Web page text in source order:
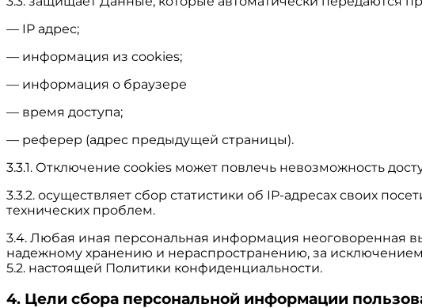
— IP адрес;
— информация из cookies;
— информация о браузере
— время доступа;
— реферер (адрес предыдущей страницы).
3.3.1. Отключение cookies может повлечь невозможность
3.3.2. осуществляет сбор статистики об IP-адресах своих
технических проблем.
3.4. Любая иная персональная информация неоговоренная
надежному хранению и нераспространению, за
5.2. настоящей Политики конфиденциальности.
4. Цели сбора персональной информации